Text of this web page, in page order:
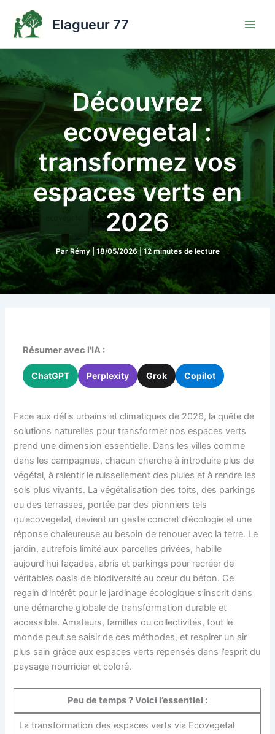
contenu
Elagueur 77
Découvrez
ecovegetal :
transformez vos
espaces verts en
2026
ParRémy|18/05/2026|12 minutes de lecture
Résumer avec l'IA :
ChatGPT Perplexity Grok Copilot
Face aux défis urbains et climatiques de 2026, la quête de
solutions naturelles pour transformer nos espaces verts
prend une dimension essentielle. Dans les villes comme
dans les campagnes, chacun cherche à introduire plus de
végétal, à ralentir le ruissellement des pluies et à rendre les
sols plus vivants. La végétalisation des toits, des parkings
ou des terrasses, portée par des pionniers tels
qu’ecovegetal, devient un geste concret d’écologie et une
réponse chaleureuse au besoin de renouer avec la terre. Le
jardin, autrefois limité aux parcelles privées, habille
aujourd’hui façades, abris et parkings pour recréer de
véritables oasis de biodiversité au cœur du béton. Ce
regain d’intérêt pour le jardinage écologique s’inscrit dans
une démarche globale de transformation durable et
accessible. Amateurs, familles ou collectivités, tout le
monde peut se saisir de ces méthodes, et respirer un air
plus sain grâce aux espaces verts repensés dans l’esprit du
paysage nourricier et coloré.
Peu de temps ? Voici l’essentiel :
La transformation des espaces verts via Ecovegetal